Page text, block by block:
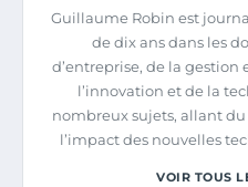
Guillaume Robin est
de dix ans dans les
d’entreprise, de la gestion
l’innovation et de la
nombreux sujets, allant
l’impact des nouvelles
VOIR TOUS